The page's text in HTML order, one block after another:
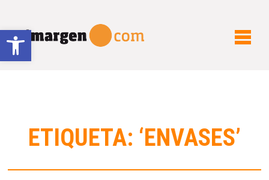
Abrir barra de herramientas
ETIQUETA: ‘ENVASES’